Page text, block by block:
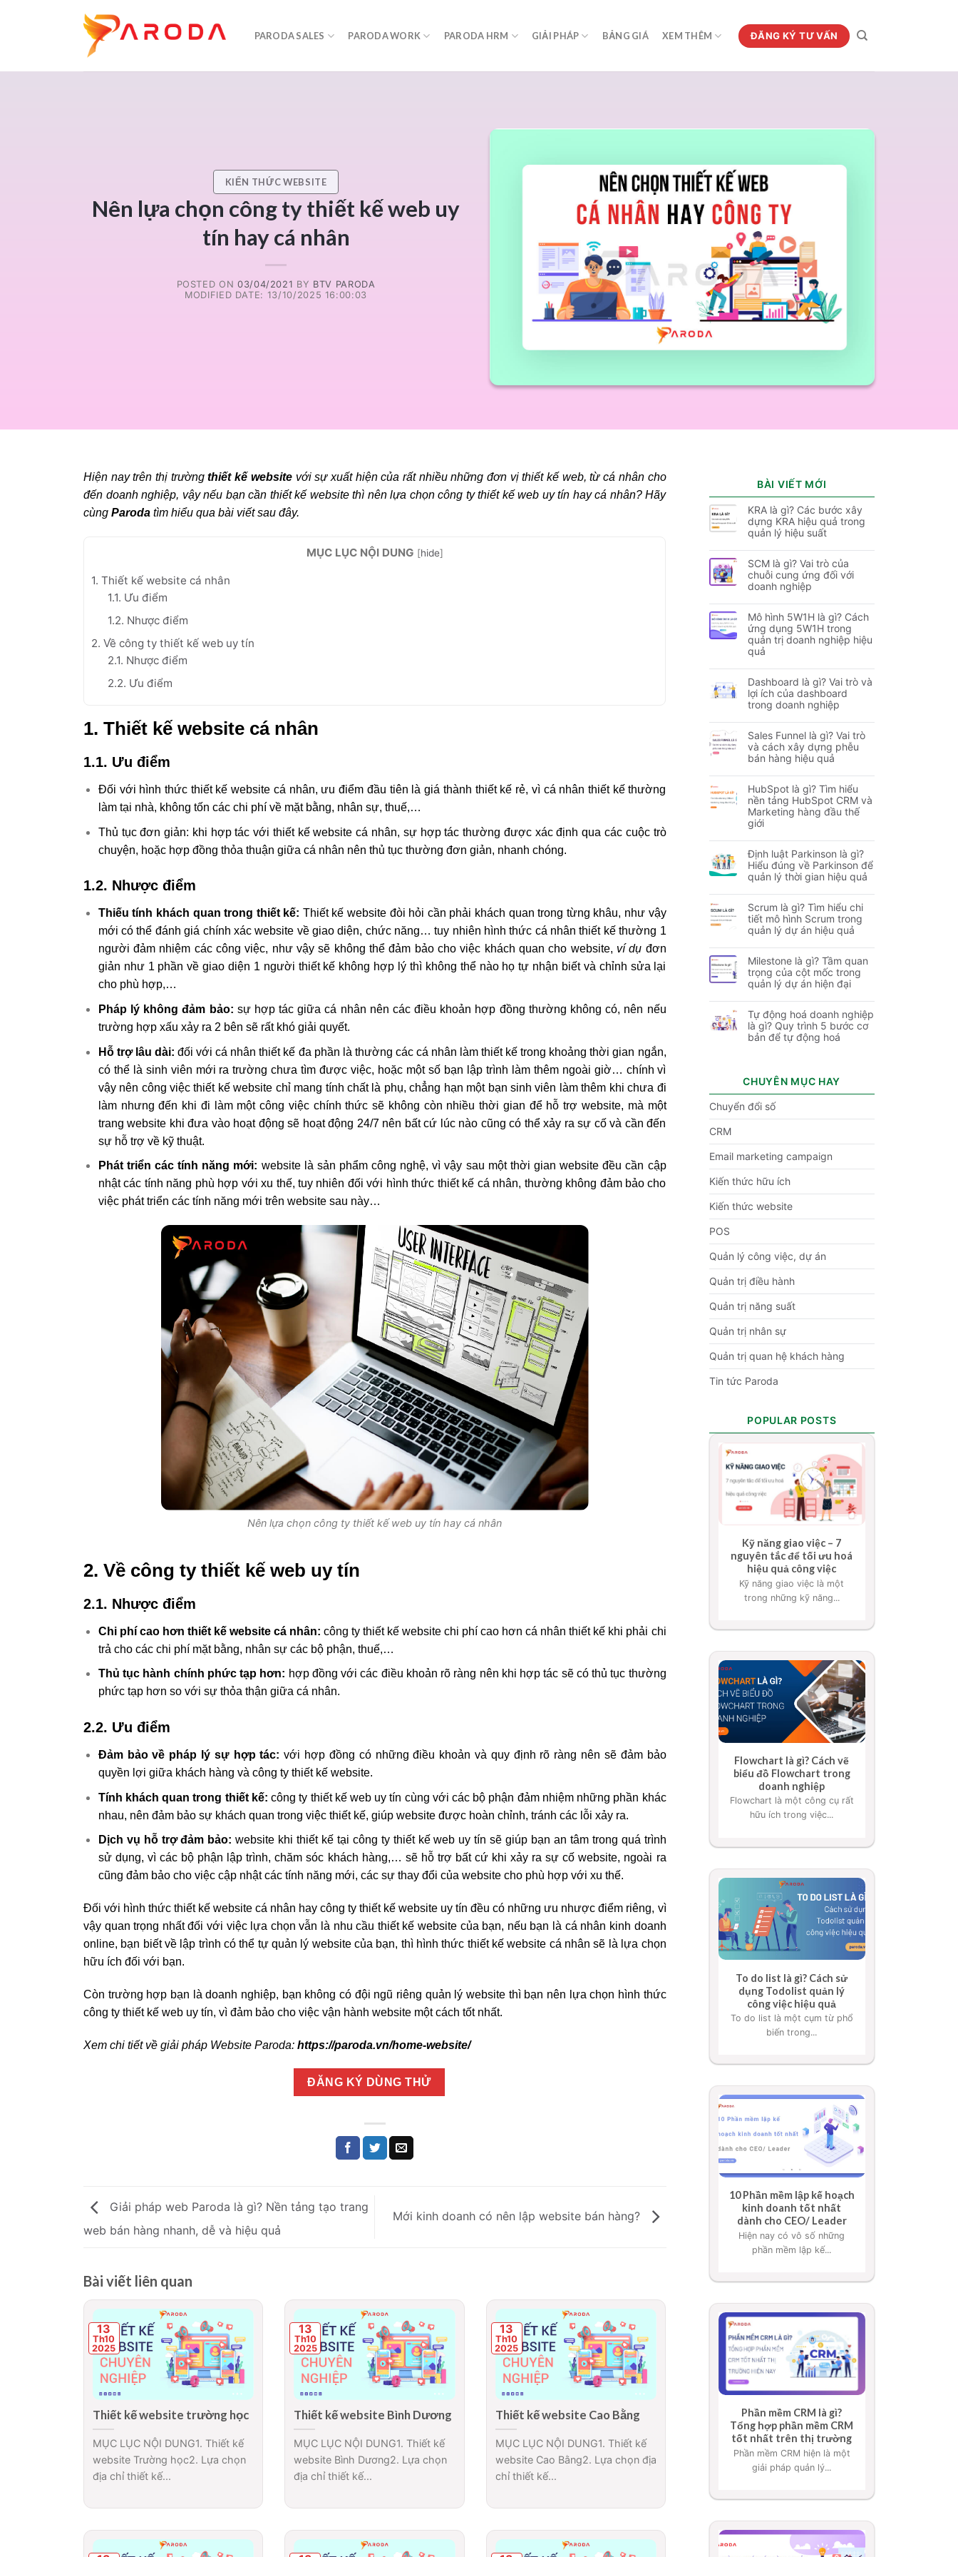
PARODA SALES PARODA WORK PARODA HRM GIẢI PHÁP BẢNG GIÁ XEM THÊM ĐĂNG KÝ TƯ VẤN
KIẾN THỨC WEBSITE
Nên lựa chọn công ty thiết kế web uy
tín hay cá nhân
POSTED ON 03/04/2021 BY BTV PARODA
MODIFIED DATE: 13/10/2025 16:00:03
Hiện nay trên thị trườngthiết kế websitevới sự xuất hiện của rất nhiều những đơn vị thiết kế web, từ cá nhân cho
đến doanh nghiệp, vậy nếu bạn cần thiết kế website thì nên lựa chọn công ty thiết kế web uy tín hay cá nhân? Hãy
cùng Paroda tìm hiểu qua bài viết sau đây.
MỤC LỤC NỘI DUNG [hide]
1. Thiết kế website cá nhân
1.1. Ưu điểm
1.2. Nhược điểm
2. Về công ty thiết kế web uy tín
2.1. Nhược điểm
2.2. Ưu điểm
1. Thiết kế website cá nhân
1.1. Ưu điểm
Đối với hình thức thiết kế website cá nhân, ưu điểm đầu tiên là giá thành thiết kế rẻ, vì cá nhân thiết kế thường
làm tại nhà, không tốn các chi phí về mặt bằng, nhân sự, thuế,…
Thủ tục đơn giản: khi hợp tác với thiết kế website cá nhân, sự hợp tác thường được xác định qua các cuộc trò
chuyện, hoặc hợp đồng thỏa thuận giữa cá nhân nên thủ tục thường đơn giản, nhanh chóng.
1.2. Nhược điểm
Thiếu tính khách quan trong thiết kế: Thiết kế website đòi hỏi cần phải khách quan trong từng khâu, như vậy
mới có thể đánh giá chính xác website về giao diện, chức năng… tuy nhiên hình thức cá nhân thiết kế thường 1
người đảm nhiệm các công việc, như vậy sẽ không thể đảm bảo cho việc khách quan cho website, ví dụ đơn
giản như 1 phần về giao diện 1 người thiết kế không hợp lý thì không thể nào họ tự nhận biết và chỉnh sửa lại
cho phù hợp,…
Pháp lý không đảm bảo: sự hợp tác giữa cá nhân nên các điều khoản hợp đồng thường không có, nên nếu
trường hợp xấu xảy ra 2 bên sẽ rất khó giải quyết.
Hỗ trợ lâu dài: đối với cá nhân thiết kế đa phần là thường các cá nhân làm thiết kế trong khoảng thời gian ngắn,
có thể là sinh viên mới ra trường chưa tìm được việc, hoặc một số bạn lập trình làm thêm ngoài giờ… chính vì
vậy nên công việc thiết kế website chỉ mang tính chất là phụ, chẳng hạn một bạn sinh viên làm thêm khi chưa đi
làm nhưng đến khi đi làm một công việc chính thức sẽ không còn nhiều thời gian để hỗ trợ website, mà một
trang website khi đưa vào hoạt động sẽ hoạt động 24/7 nên bất cứ lúc nào cũng có thể xảy ra sự cố và cần đến
sự hỗ trợ về kỹ thuật.
Phát triển các tính năng mới: website là sản phẩm công nghệ, vì vậy sau một thời gian website đều cần cập
nhật các tính năng phù hợp với xu thế, tuy nhiên đối với hình thức thiết kế cá nhân, thường không đảm bảo cho
việc phát triển các tính năng mới trên website sau này…
Nên lựa chọn công ty thiết kế web uy tín hay cá nhân
2. Về công ty thiết kế web uy tín
2.1. Nhược điểm
Chi phí cao hơn thiết kế website cá nhân: công ty thiết kế website chi phí cao hơn cá nhân thiết kế khi phải chi
trả cho các chi phí mặt bằng, nhân sự các bộ phận, thuế,…
Thủ tục hành chính phức tạp hơn: hợp đồng với các điều khoản rõ ràng nên khi hợp tác sẽ có thủ tục thường
phức tạp hơn so với sự thỏa thận giữa cá nhân.
2.2. Ưu điểm
Đảm bảo về pháp lý sự hợp tác: với hợp đồng có những điều khoản và quy định rõ ràng nên sẽ đảm bảo
quyền lợi giữa khách hàng và công ty thiết kế website.
Tính khách quan trong thiết kế: công ty thiết kế web uy tín cùng với các bộ phận đảm nhiệm những phần khác
nhau, nên đảm bảo sự khách quan trong việc thiết kế, giúp website được hoàn chỉnh, tránh các lỗi xảy ra.
Dịch vụ hỗ trợ đảm bảo: website khi thiết kế tại công ty thiết kế web uy tín sẽ giúp bạn an tâm trong quá trình
sử dụng, vì các bộ phận lập trình, chăm sóc khách hàng,… sẽ hỗ trợ bất cứ khi xảy ra sự cố website, ngoài ra
cũng đảm bảo cho việc cập nhật các tính năng mới, các sự thay đổi của website cho phù hợp với xu thế.
Đối với hình thức thiết kế website cá nhân haycông ty thiết kế website uy tín đều có những ưu nhược điểm riêng, vì
vậy quan trọng nhất đối với việc lựa chọn vẫn là nhu cầu thiết kế website của bạn, nếu bạn là cá nhân kinh doanh
online, bạn biết về lập trình có thể tự quản lý website của bạn, thì hình thức thiết kế website cá nhân sẽ là lựa chọn
hữu ích đối với bạn.
Còn trường hợp bạn là doanh nghiệp, bạn không có đội ngũ riêng quản lý website thì bạn nên lựa chọn hình thức
công ty thiết kế web uy tín, vì đảm bảo cho việc vận hành website một cách tốt nhất.
Xem chi tiết về giải pháp Website Paroda: https://paroda.vn/home-website/
ĐĂNG KÝ DÙNG THỬ
Giải pháp web Paroda là gì? Nền tảng tạo trang
web bán hàng nhanh, dễ và hiệu quả
Mới kinh doanh có nên lập website bán hàng?
Bài viết liên quan
Thiết kế website trường học
MỤC LỤC NỘI DUNG1. Thiết kế
website Trường học2. Lựa chọn
địa chỉ thiết kế...
13
Th10
2025
Thiết kế website Bình Dương
MỤC LỤC NỘI DUNG1. Thiết kế
website Bình Dương2. Lựa chọn
địa chỉ thiết kế...
13
Th10
2025
Thiết kế website Cao Bằng
MỤC LỤC NỘI DUNG1. Thiết kế
website Cao Bằng2. Lựa chọn địa
chỉ thiết kế...
13
Th10
2025
BÀI VIẾT MỚI
KRA là gì? Các bước xây
dựng KRA hiệu quả trong
quản lý hiệu suất
SCM là gì? Vai trò của
chuỗi cung ứng đối với
doanh nghiệp
Mô hình 5W1H là gì? Cách
ứng dụng 5W1H trong
quản trị doanh nghiệp hiệu
quả
Dashboard là gì? Vai trò và
lợi ích của dashboard
trong doanh nghiệp
Sales Funnel là gì? Vai trò
và cách xây dựng phễu
bán hàng hiệu quả
HubSpot là gì? Tìm hiểu
nền tảng HubSpot CRM và
Marketing hàng đầu thế
giới
Định luật Parkinson là gì?
Hiểu đúng về Parkinson để
quản lý thời gian hiệu quả
Scrum là gì? Tìm hiểu chi
tiết mô hình Scrum trong
quản lý dự án hiệu quả
Milestone là gì? Tầm quan
trọng của cột mốc trong
quản lý dự án hiện đại
Tự động hoá doanh nghiệp
là gì? Quy trình 5 bước cơ
bản để tự động hoá
CHUYÊN MỤC HAY
Chuyển đổi số
CRM
Email marketing campaign
Kiến thức hữu ích
Kiến thức website
POS
Quản lý công việc, dự án
Quản trị điều hành
Quản trị năng suất
Quản trị nhân sự
Quản trị quan hệ khách hàng
Tin tức Paroda
POPULAR POSTS
Kỹ năng giao việc – 7
nguyên tắc để tối ưu hoá
hiệu quả công việc
Kỹ năng giao việc là một
trong những kỹ năng...
Flowchart là gì? Cách vẽ
biểu đồ Flowchart trong
doanh nghiệp
Flowchart là một công cụ rất
hữu ích trong việc...
To do list là gì? Cách sử
dụng Todolist quản lý
công việc hiệu quả
To do list là một cụm từ phổ
biến trong...
10 Phần mềm lập kế hoạch
kinh doanh tốt nhất
dành cho CEO/ Leader
Hiện nay có vô số những
phần mềm lập kế...
Phần mềm CRM là gì?
Tổng hợp phần mềm CRM
tốt nhất trên thị trường
Phần mềm CRM hiện là một
giải pháp quản lý...